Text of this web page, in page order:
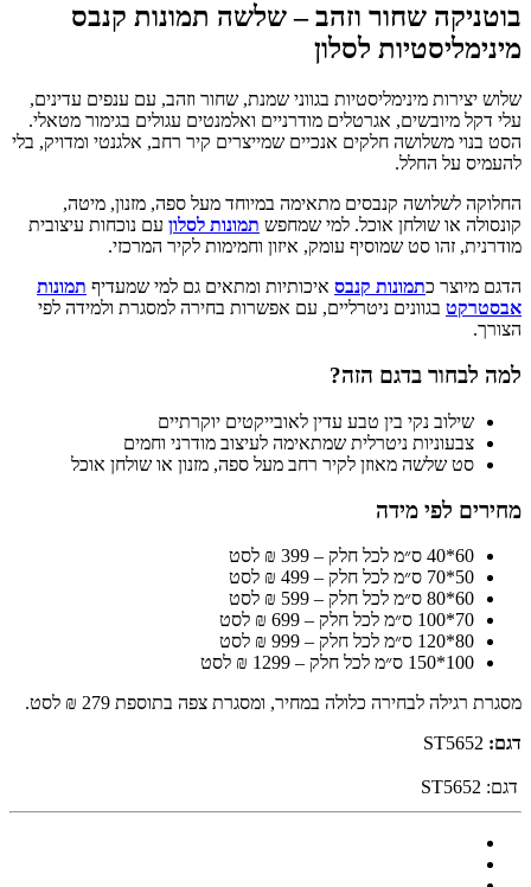
בוטניקה שחור וזהב – שלשה תמונות קנבס
מינימליסטיות לסלון
שלוש יצירות מינימליסטיות בגווני שמנת, שחור וזהב, עם ענפים עדינים,
עלי דקל מיובשים, אגרטלים מודרניים ואלמנטים עגולים בגימור מטאלי.
הסט בנוי משלושה חלקים אנכיים שמייצרים קיר רחב, אלגנטי ומדויק, בלי
להעמיס על החלל.
החלוקה לשלושה קנבסים מתאימה במיוחד מעל ספה, מזנון, מיטה,
קונסולה או שולחן אוכל. למי שמחפש תמונות לסלון עם נוכחות עיצובית
מודרנית, זהו סט שמוסיף עומק, איזון וחמימות לקיר המרכזי.
הדגם מיוצר כתמונות קנבס איכותיות ומתאים גם למי שמעדיף תמונות
אבסטרקט בגוונים ניטרליים, עם אפשרות בחירה למסגרת ולמידה לפי
הצורך.
למה לבחור בדגם הזה?
שילוב נקי בין טבע עדין לאובייקטים יוקרתיים
צבעוניות ניטרלית שמתאימה לעיצוב מודרני וחמים
סט שלשה מאוזן לקיר רחב מעל ספה, מזנון או שולחן אוכל
מחירים לפי מידה
60*40 ס״מ לכל חלק – 399 ₪ לסט
50*70 ס״מ לכל חלק – 499 ₪ לסט
60*80 ס״מ לכל חלק – 599 ₪ לסט
70*100 ס״מ לכל חלק – 699 ₪ לסט
80*120 ס״מ לכל חלק – 999 ₪ לסט
100*150 ס״מ לכל חלק – 1299 ₪ לסט
מסגרת רגילה לבחירה כלולה במחיר, ומסגרת צפה בתוספת 279 ₪ לסט.
דגם:
דגם: ST5652